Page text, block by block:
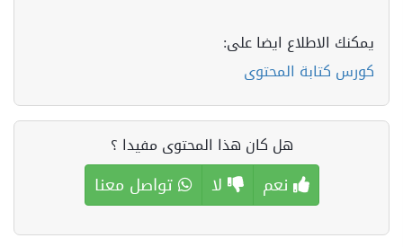
يمكنك الاطلاع ايضا على:
كورس كتابة المحتوى
هل كان هذا المحتوى مفيدا ؟
نعم لا تواصل معنا